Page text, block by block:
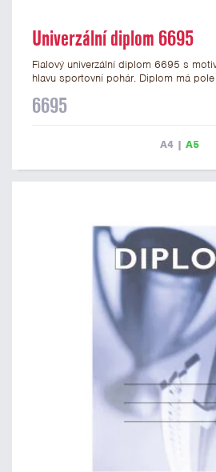
Univerzální diplom 6695
Fialový univerzální diplom 6695 s
hlavu sportovní pohár. Diplom má
formátu A4 a A5. Tento univerzální
motivem vítězů s pohárem má gramáž
6695
A4| A5